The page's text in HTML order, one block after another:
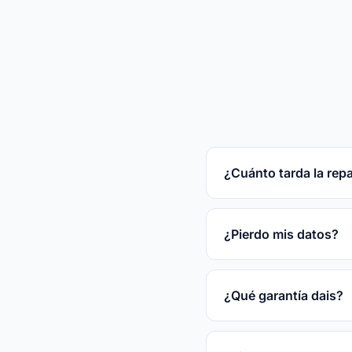
¿Cuánto tarda la
Reparaciones
tras el diagnóstico
¿Pierdo mis datos?
En la mayoría de las
disco.
¿Qué garantía dais?
3 meses por escrito